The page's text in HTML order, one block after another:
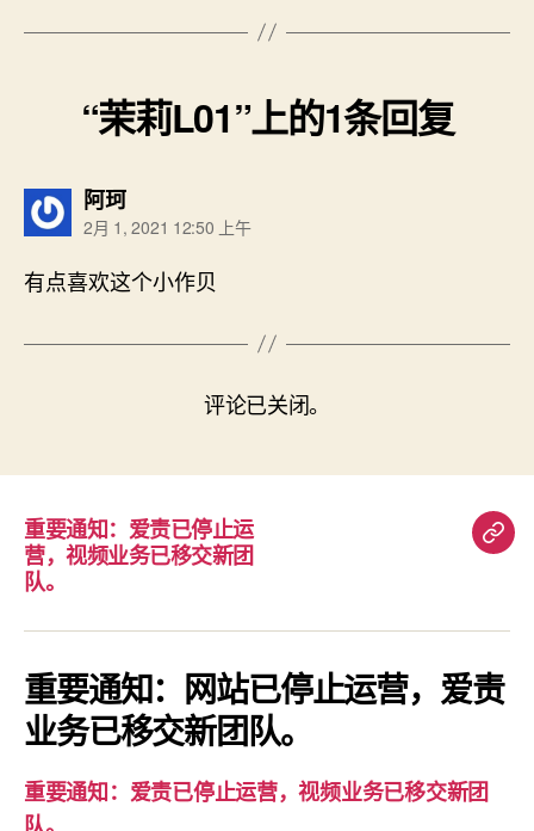
“茉莉L01”上的1条回复
阿珂说：
2月 1, 2021 12:50 上午
有点喜欢这个小作贝
评论已关闭。
重要通知：爱责已停止运
营，视频业务已移交新团
队。
重
知：
爱
责
重要通知：网站已停止运营，爱责
业务已移交新团队。
重要通知：爱责已停止运营，视频业务已移交新团